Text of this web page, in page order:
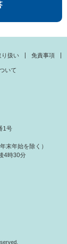
り扱い 免責事項
いて
1号
末年始を除く）
4時30分